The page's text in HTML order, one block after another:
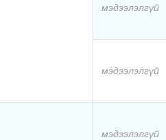
мэдээлэлгүй
мэдээлэлгүй
мэдээлэлгүй